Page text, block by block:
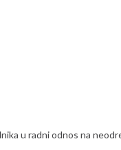
u radni odnos na